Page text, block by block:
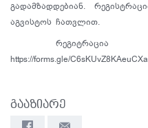
გადამზადდებიან.
აგვისტოს ჩათვლით.
რეგიტრაცია
https://forms.gle/
გააზიარე